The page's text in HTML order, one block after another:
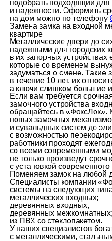
подобрать подходящий для
и надежности. Оформить
на дом можно по телефону
Замена замка на входной
квартире
Металлические двери до
надежными для городских
в их запорных устройствах
которые со временем
задуматься о смене. Такие
в течение 10 лет, их
а ключи слишком большие
Если вам требуется
замочного устройства
обращайтесь в
новых замочных
и сувальдных систем до
с возможностью
работники проходят
со всеми современными
не только произведут
с установкой современного
Поменяем замок на любой
Специалисты компании
системы на следующих
металлических входных;
деревянных входных;
деревянных межкомнатных;
из ПВХ со стеклопакетом.
У наших специалистов
с металлическими,